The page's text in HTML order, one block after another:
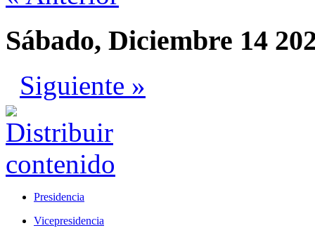
Sábado, Diciembre 14
Siguiente »
Presidencia
Vicepresidencia